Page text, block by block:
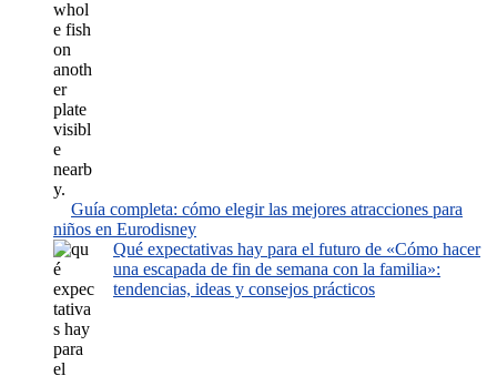
Guía completa: cómo elegir las mejores atracciones para
niños en Eurodisney
Qué expectativas hay para el futuro de «Cómo hacer
una escapada de fin de semana con la familia»:
tendencias, ideas y consejos prácticos